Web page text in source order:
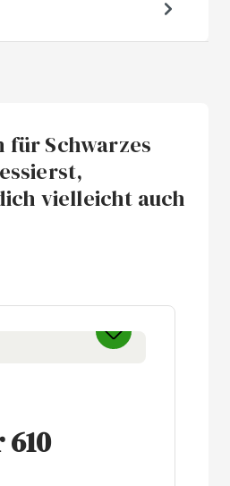
für Schwarzes
vielleicht auch